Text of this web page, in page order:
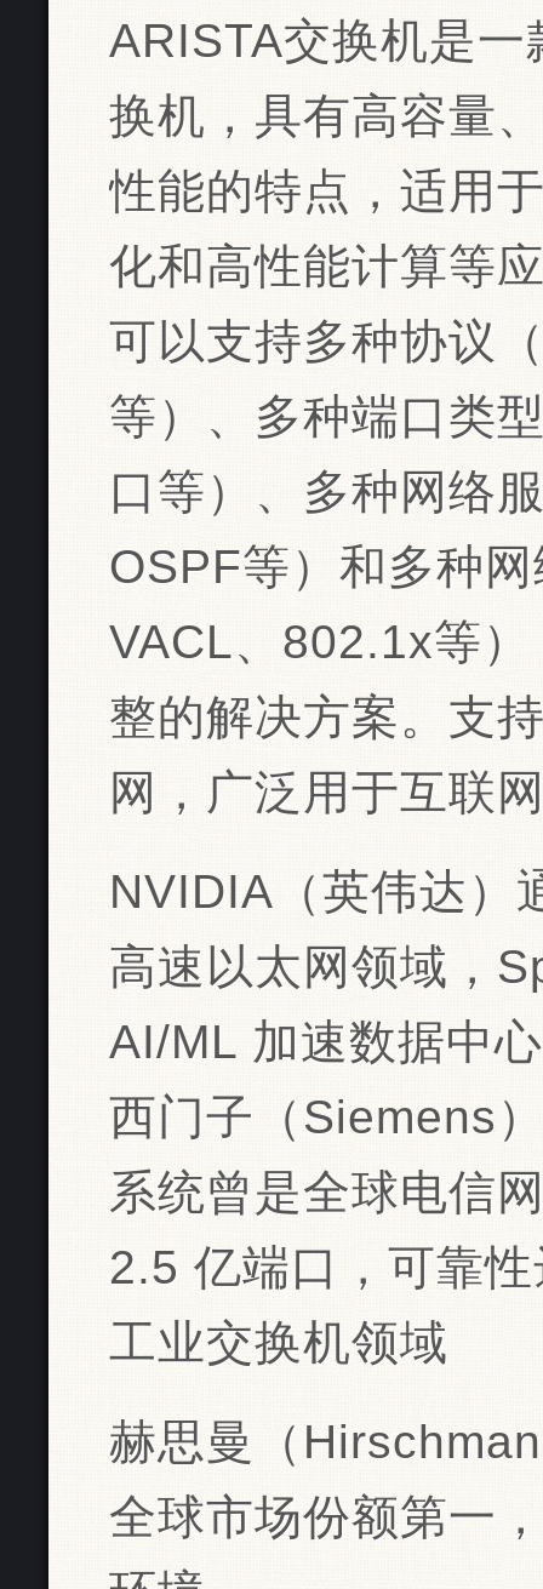
ARISTA交换机是
换机，具有高容量
性能的特点，适用
化和高性能计算等
可以支持多种协议
等）、多种端口类
口等）、多种网络
OSPF等）和多种
VACL、802.1x等
整的解决方案。支
网，广泛用于互联
NVIDIA（英伟达）‌
高速以太网领域，
AI/ML 加速数据中
西门子（Siemens
系统曾是全球电信
2.5 亿端口，可靠
‌工业交换机领域‌
赫思曼（
全球市场份额第一